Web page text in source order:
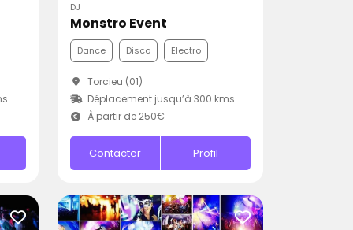
DJ
Monstro Event
Dance Disco Electro
Torcieu (01)
Déplacement jusqu’à 300 kms
À partir de 250€
Contacter Profil